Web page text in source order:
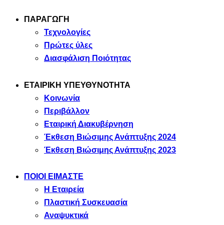
ΠΑΡΑΓΩΓΗ
Τεχνολογίες
Πρώτες ύλες
Διασφάλιση Ποιότητας
ΕΤΑΙΡΙΚΗ ΥΠΕΥΘΥΝΟΤΗΤΑ
Κοινωνία
Περιβάλλον
Εταιρική Διακυβέρνηση
Έκθεση Βιώσιμης Ανάπτυξης 2024
Έκθεση Βιώσιμης Ανάπτυξης 2023
ΠΟΙΟΙ ΕΙΜΑΣΤΕ
Η Εταιρεία
Πλαστική Συσκευασία
Αναψυκτικά